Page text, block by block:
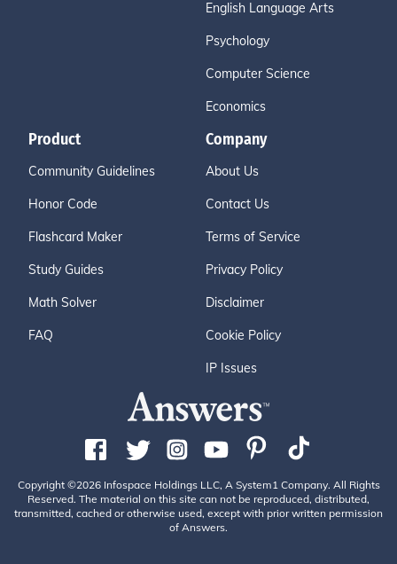
English Language Arts
Psychology
Computer Science
Economics
Product
Community Guidelines
Honor Code
Flashcard Maker
Study Guides
Math Solver
FAQ
Company
About Us
Contact Us
Terms of Service
Privacy Policy
Disclaimer
Cookie Policy
IP Issues
Copyright ©2026 Infospace Holdings LLC, A System1 Company. All Rights
Reserved. The material on this site can not be reproduced, distributed,
transmitted, cached or otherwise used, except with prior written permission
of Answers.